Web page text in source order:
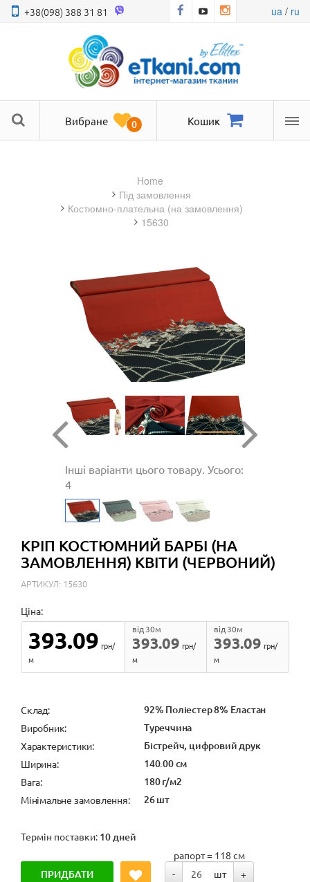
+38(098) 388 31 81 ua/ ru
Вибране 0 Кошик
Home
під замовлення
костюмно-плательна (на замовлення)
15630
Інші варіанти цього товару. Усього:
4
КРІП КОСТЮМНИЙ БАРБІ (НА
ЗАМОВЛЕННЯ) КВІТИ (ЧЕРВОНИЙ)
АРТИКУЛ: 15630
Ціна:
393.09 грн/
м
393.09
від 30м
грн/
м
393.09
від 30м
грн/
м
Cклад: 92% Поліестер 8% Еластан
Виробник: Туреччина
Характеристики: Бістрейч, цифровий друк
Ширина: 140.00 см
Вага: 180 г/м2
Мінімальне замовлення: 26 шт
Термін поставки: 10 дней
ПРИДБАТИ
рапорт = 118 см
-
шт
+